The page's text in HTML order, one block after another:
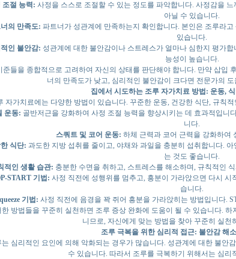
조절 능력: 사정을 스스로 조절할 수 있는 정도를 파악합니다. 사정감을
아닐 수 있습니다.
의 만족도: 파트너가 성관계에 만족하는지 확인합니다. 본인은 조루라
있습니다.
인 불안감: 성관계에 대한 불안감이나 스트레스가 얼마나 심한지 평가
능성이 높습니다.
준들을 종합적으로 고려하여 자신의 상태를 판단해야 합니다. 만약 삽입
너의 만족도가 낮고, 심리적인 불안감이 크다면 전문가의
집에서 시도하는 조루 자가치료 방법: 운동,
자가치료에는 다양한 방법이 있습니다. 꾸준한 운동, 건강한 식단, 규칙
운동: 골반저근을 강화하여 사정 조절 능력을 향상시키는 데 효과적입니
니다.
스쿼트 및 코어 운동: 하체 근력과 코어 근력을 강화하여
식단: 과도한 지방 섭취를 줄이고, 야채와 과일을 충분히 섭취합니다.
는 것도 좋습니다.
적인 생활 습관: 충분한 수면을 취하고, 스트레스를 해소하며, 규칙적인
START 기법: 사정 직전에 성행위를 멈추고, 흥분이 가라앉으면 다시
습니다.
기법: 사정 직전에 음경을 꽉 쥐어 흥분을 가라앉히는 방법입니다.
한 방법들을 꾸준히 실천하면 조루 증상 완화에 도움이 될 수 있습니다.
니므로, 자신에게 맞는 방법을 찾아 꾸준히 실천
조루 극복을 위한 심리적 접근: 불안감 해
는 심리적인 요인에 의해 악화되는 경우가 많습니다. 성관계에 대한 불안
수 있습니다. 따라서 조루를 극복하기 위해서는 심리